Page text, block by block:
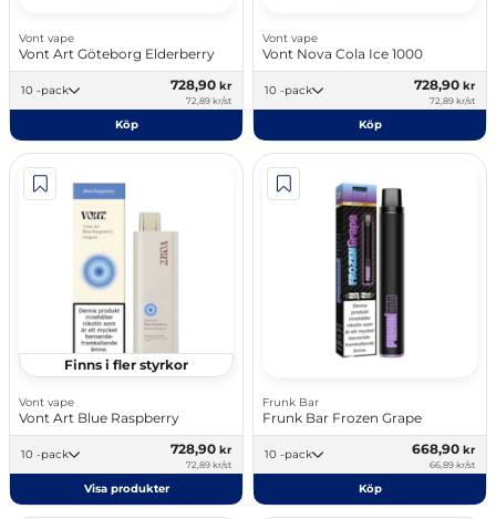
Vont vape
Vont Art Göteborg Elderberry
10 -pack 728,90 kr
72,89 kr/st
Köp
Vont vape
Vont Nova Cola Ice 1000
10 -pack 728,90 kr
72,89 kr/st
Köp
Finns i fler styrkor
Vont vape
Vont Art Blue Raspberry
10 -pack 728,90 kr
72,89 kr/st
Visa produkter
Frunk Bar
Frunk Bar Frozen Grape
10 -pack 668,90 kr
66,89 kr/st
Köp